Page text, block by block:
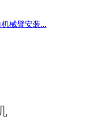
械臂安装...